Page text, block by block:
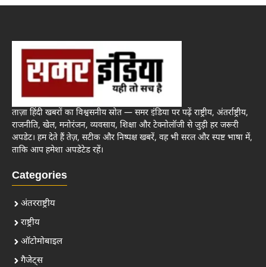
ताज़ा हिंदी खबरों का विश्वसनीय स्रोत — समर इंडिया पर पढ़ें राष्ट्रीय, अंतर्राष्ट्रीय,
राजनीति, खेल, मनोरंजन, व्यवसाय, शिक्षा और टेक्नोलॉजी से जुड़ी हर जरूरी
अपडेट। हम देते हैं तेज़, सटीक और निष्पक्ष खबरें, वह भी सरल और स्पष्ट भाषा में,
ताकि आप हमेशा अपडेटेड रहें।
Categories
अंतरराष्ट्रीय
राष्ट्रीय
ऑटोमोबाइल
गैजेट्स